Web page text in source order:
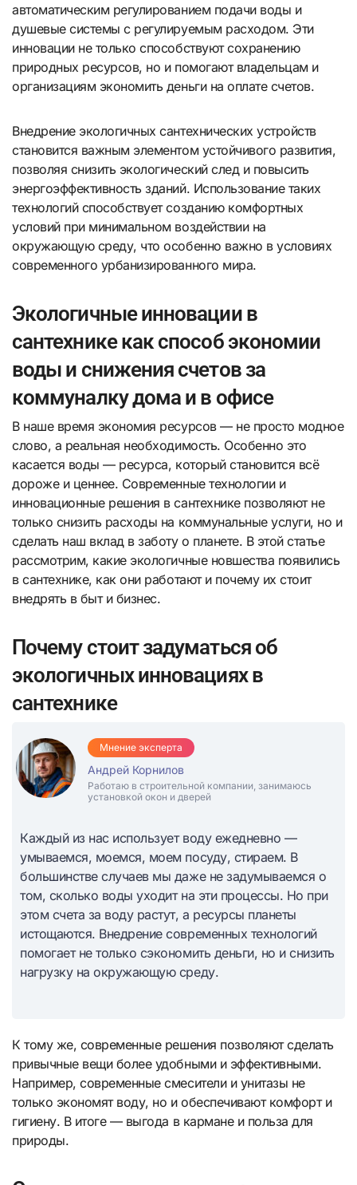
автоматическим регулированием подачи воды и
душевые системы с регулируемым расходом. Эти
инновации не только способствуют сохранению
природных ресурсов, но и помогают владельцам и
организациям экономить деньги на оплате счетов.
Внедрение экологичных сантехнических устройств
становится важным элементом устойчивого развития,
позволяя снизить экологический след и повысить
энергоэффективность зданий. Использование таких
технологий способствует созданию комфортных
условий при минимальном воздействии на
окружающую среду, что особенно важно в условиях
современного урбанизированного мира.
Экологичные инновации в
сантехнике как способ экономии
воды и снижения счетов за
коммуналку дома и в офисе
В наше время экономия ресурсов — не просто модное
слово, а реальная необходимость. Особенно это
касается воды — ресурса, который становится всё
дороже и ценнее. Современные технологии и
инновационные решения в сантехнике позволяют не
только снизить расходы на коммунальные услуги, но и
сделать наш вклад в заботу о планете. В этой статье
рассмотрим, какие экологичные новшества появились
в сантехнике, как они работают и почему их стоит
внедрять в быт и бизнес.
Почему стоит задуматься об
экологичных инновациях в
сантехнике
Мнение эксперта
Андрей Корнилов
Работаю в строительной компании, занимаюсь
установкой окон и дверей
Каждый из нас использует воду ежедневно —
умываемся, моемся, моем посуду, стираем. В
большинстве случаев мы даже не задумываемся о
том, сколько воды уходит на эти процессы. Но при
этом счета за воду растут, а ресурсы планеты
истощаются. Внедрение современных технологий
помогает не только сэкономить деньги, но и снизить
нагрузку на окружающую среду.
К тому же, современные решения позволяют сделать
привычные вещи более удобными и эффективными.
Например, современные смесители и унитазы не
только экономят воду, но и обеспечивают комфорт и
гигиену. В итоге — выгода в кармане и польза для
природы.